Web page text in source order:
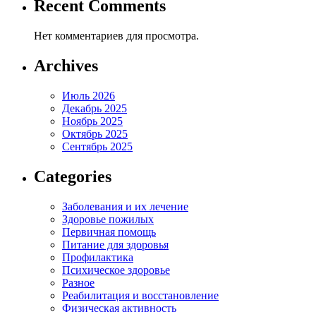
Recent Comments
Нет комментариев для просмотра.
Archives
Июль 2026
Декабрь 2025
Ноябрь 2025
Октябрь 2025
Сентябрь 2025
Categories
Заболевания и их лечение
Здоровье пожилых
Первичная помощь
Питание для здоровья
Профилактика
Психическое здоровье
Разное
Реабилитация и восстановление
Физическая активность